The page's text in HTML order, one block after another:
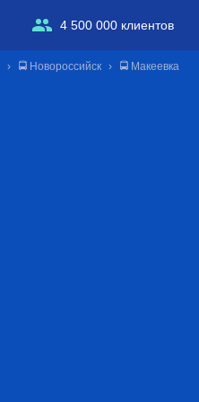
4 500 000 клиентов
🚍 Новороссийск 🚍 Макеевка